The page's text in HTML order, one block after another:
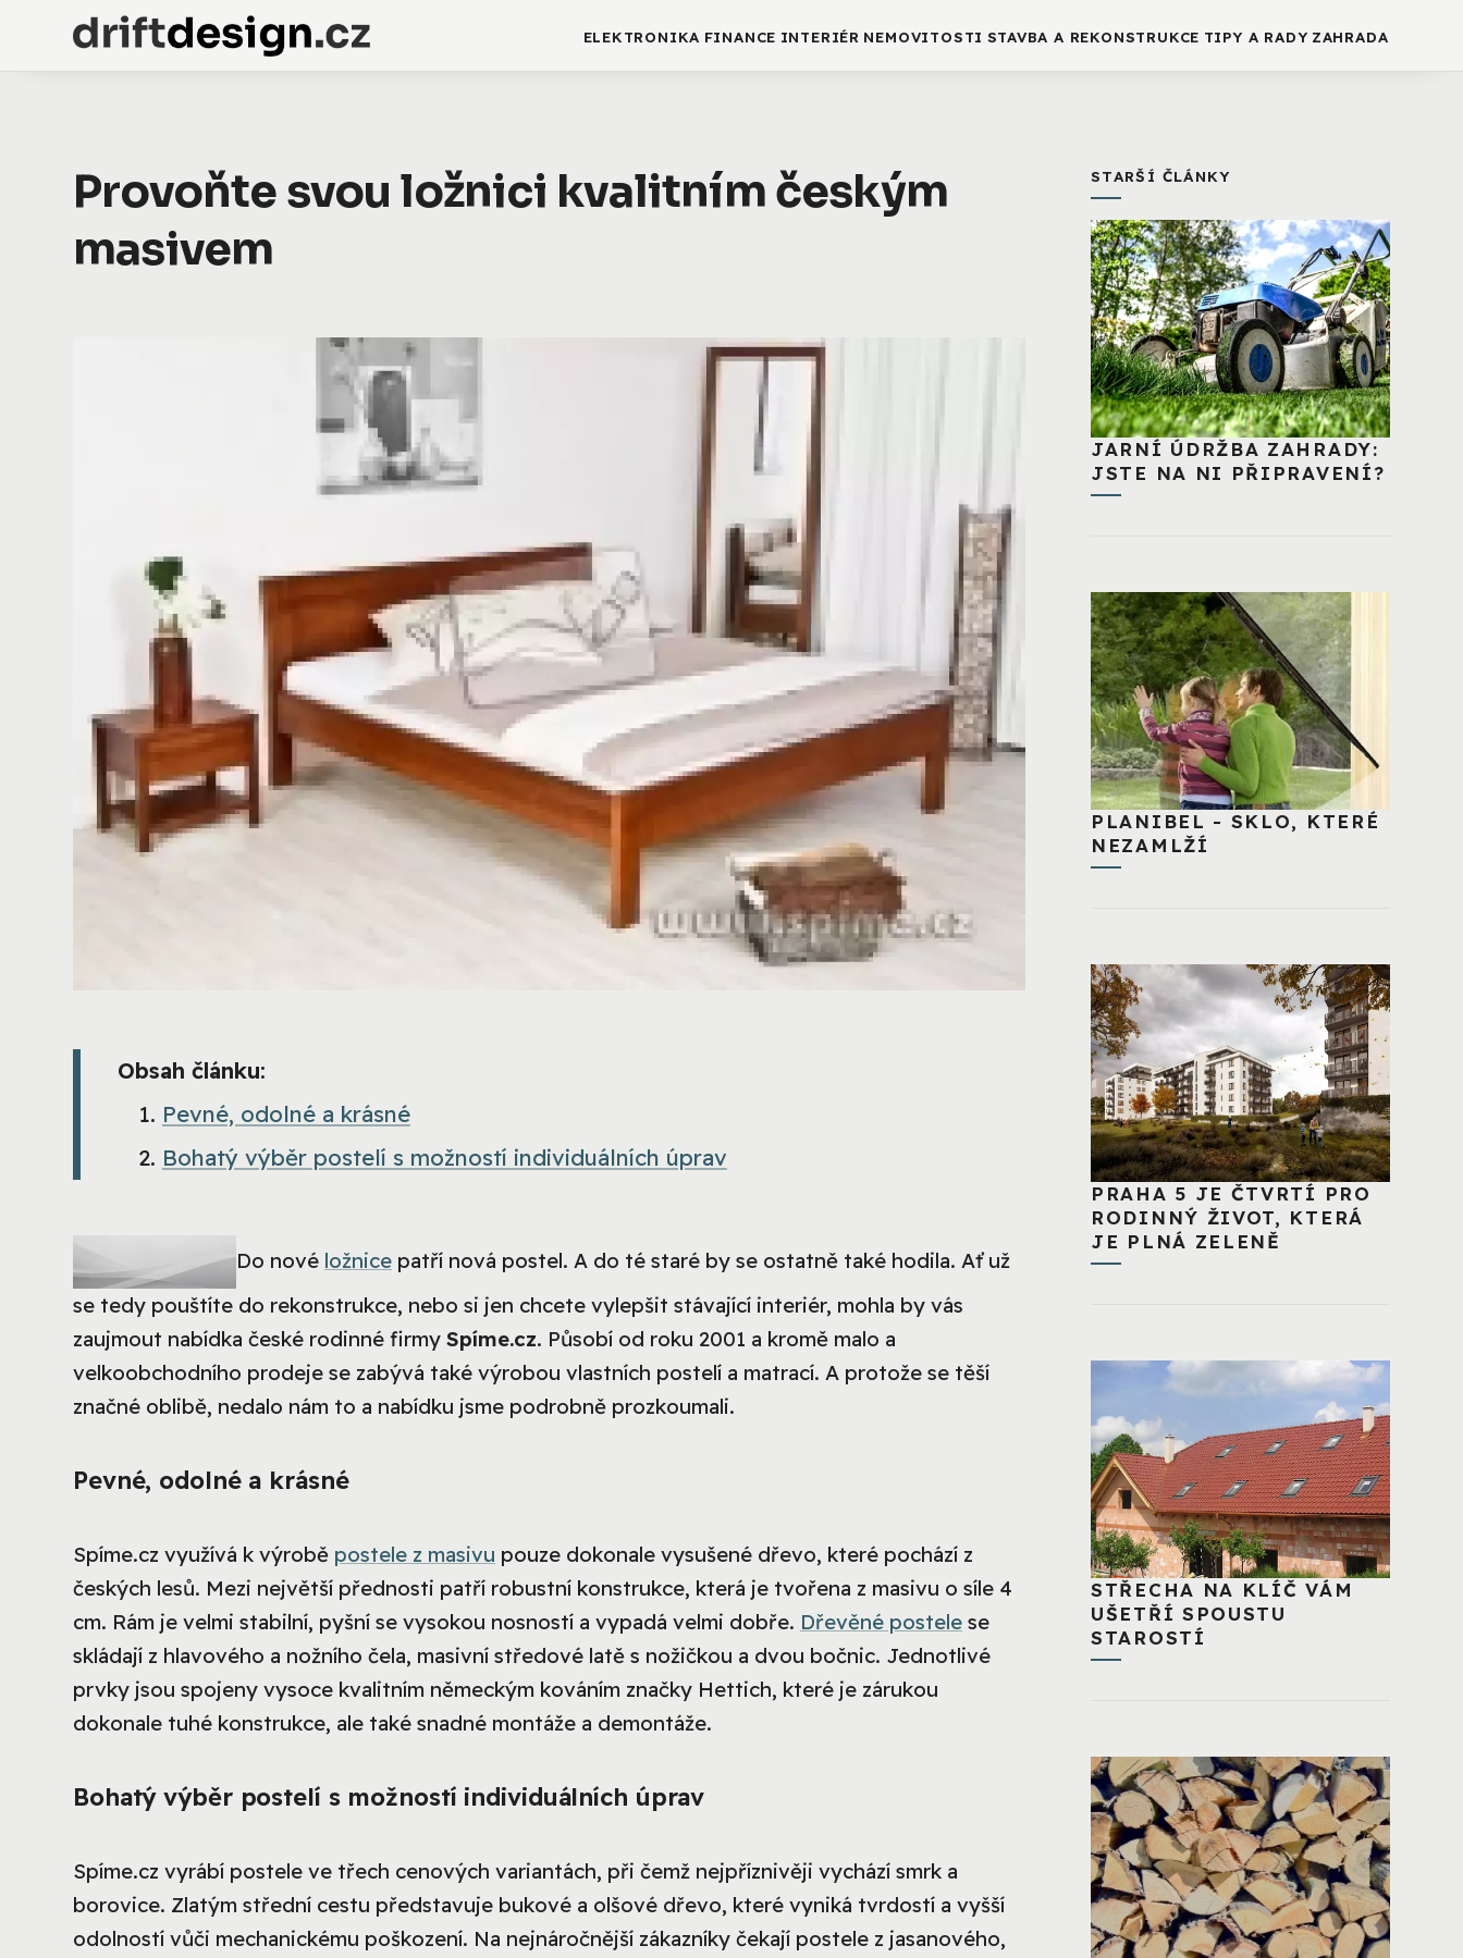
ELEKTRONIKA FINANCE INTERIÉR NEMOVITOSTI STAVBA A REKONSTRUKCE TIPY A RADY ZAHRADA
Provoňte svou ložnici kvalitním českým
masivem
Obsah článku:
Pevné, odolné a krásné
Bohatý výběr postelí s možností individuálních úprav
Do nové ložnice patří nová postel. A do té staré by se ostatně také hodila. Ať už
se tedy pouštíte do rekonstrukce, nebo si jen chcete vylepšit stávající interiér, mohla by vás
zaujmout nabídka české rodinné firmy Spíme.cz. Působí od roku 2001 a kromě malo a
velkoobchodního prodeje se zabývá také výrobou vlastních postelí a matrací. A protože se těší
značné oblibě, nedalo nám to a nabídku jsme podrobně prozkoumali.
Pevné, odolné a krásné
Spíme.cz využívá k výrobě postele z masivu pouze dokonale vysušené dřevo, které pochází z
českých lesů. Mezi největší přednosti patří robustní konstrukce, která je tvořena z masivu o síle 4
cm. Rám je velmi stabilní, pyšní se vysokou nosností a vypadá velmi dobře. Dřevěné postele se
skládají z hlavového a nožního čela, masivní středové latě s nožičkou a dvou bočnic. Jednotlivé
prvky jsou spojeny vysoce kvalitním německým kováním značky Hettich, které je zárukou
dokonale tuhé konstrukce, ale také snadné montáže a demontáže.
Bohatý výběr postelí s možností individuálních úprav
Spíme.cz vyrábí postele ve třech cenových variantách, při čemž nejpříznivěji vychází smrk a
borovice. Zlatým střední cestu představuje bukové a olšové dřevo, které vyniká tvrdostí a vyšší
odolností vůči mechanickému poškození. Na nejnáročnější zákazníky čekají postele z jasanového,
STARŠÍ ČLÁNKY
JARNÍ ÚDRŽBA ZAHRADY:
JSTE NA NI PŘIPRAVENÍ?
PLANIBEL - SKLO, KTERÉ
NEZAMLŽÍ
PRAHA 5 JE ČTVRTÍ PRO
RODINNÝ ŽIVOT, KTERÁ
JE PLNÁ ZELENĚ
STŘECHA NA KLÍČ VÁM
UŠETŘÍ SPOUSTU
STAROSTÍ